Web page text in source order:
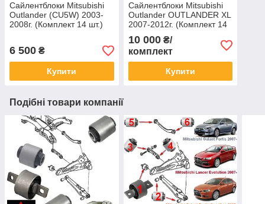
Сайлентблоки Mitsubishi
Outlander (CU5W) 2003-
2008г. (Комплект 14 шт.)
6 500 ₴
Купити
Сайлентблоки Mitsubishi
Outlander OUTLANDER XL
2007-2012г. (Комплект 14
шт.) всі оригінальні —
Mitsubishi
10 000₴/
комплект
Купити
Подібні товари компанії